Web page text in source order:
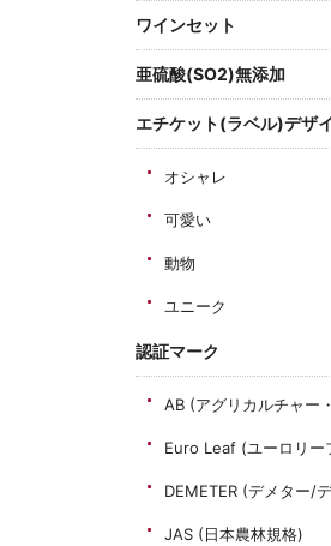
ワインセット
亜硫酸(SO2)無添加
エチケット(ラベル)デザ
オシャレ
可愛い
動物
ユニーク
認証マーク
AB (アグリカルチャー
Euro Leaf (ユーロリー
DEMETER (デメター/
JAS (日本農林規格)